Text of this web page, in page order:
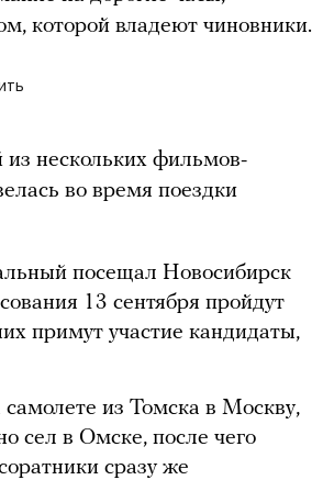
которой владеют чиновники.
нескольких фильмов-
во время поездки
посещал Новосибирск
13 сентября пройдут
примут участие кандидаты,
из Томска в Москву,
сел в Омске, после чего
сразу же